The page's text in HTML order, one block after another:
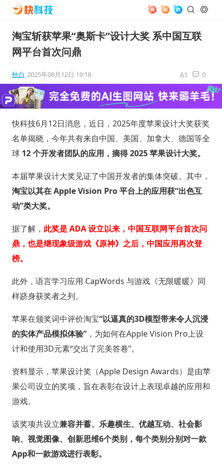
淘宝斩获苹果“奥斯卡”设计大奖 系中国互联
网平台首次问鼎
秋白 2025年06月12日 19:18 0
快科技6月12日消息，近日，2025年度苹果设计大奖获奖
名单揭晓，今年共有来自中国、美国、加拿大、德国等全
球12 个开发者团队的应用，摘得 2025 苹果设计大奖。
本届苹果设计大奖见证了中国开发者的集体突破。其中，
淘宝以其在 Apple Vision Pro 平台上的应用获“出色互
动”类大奖。
据了解， 此奖是 ADA 设立以来，中国互联网平台首次问
鼎，也是继现象级游戏《原神》之后，中国应用再次登
榜。
此外，语言学习应用 CapWords 与游戏《无限暖暖》同
样跻身获奖者之列。
苹果在颁奖词中评价淘宝“以逼真的3D模型带来令人沉浸
的实体产品模拟体验”，为如何在Apple Vision Pro上设
计和使用3D元素“交出了完美答卷”。
资料显示，苹果设计奖（Apple Design Awards）是由苹
果公司设立的奖项，旨在表彰在设计上表现卓越的应用和
游戏。
该奖项共设立兼容并蓄、乐趣横生、优越互动、社会影
响、视觉图像、创新思维6个类别，每个类别分别对一款
App和一款游戏进行表彰。